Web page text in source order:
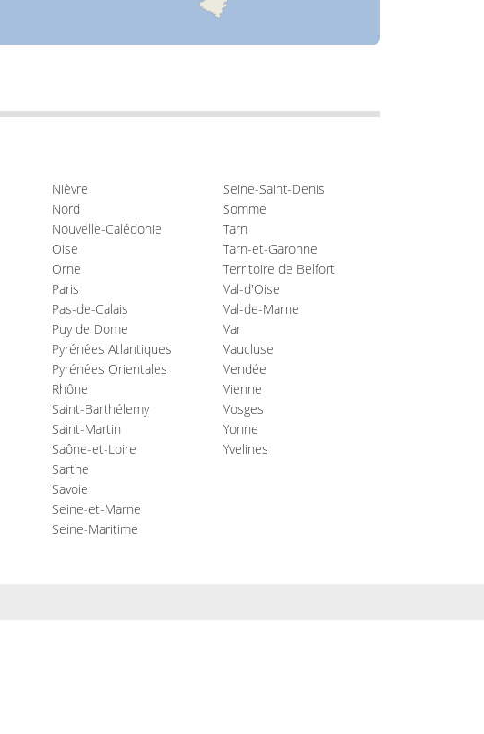
Nièvre
Nord
Nouvelle-Calédonie
Oise
Orne
Paris
Pas-de-Calais
Puy de Dome
Pyrénées Atlantiques
Pyrénées Orientales
Rhône
Saint-Barthélemy
Saint-Martin
Saône-et-Loire
Sarthe
Savoie
Seine-et-Marne
Seine-Maritime
Seine-Saint-Denis
Somme
Tarn
Tarn-et-Garonne
Territoire de Belfort
Val-d'Oise
Val-de-Marne
Var
Vaucluse
Vendée
Vienne
Vosges
Yonne
Yvelines